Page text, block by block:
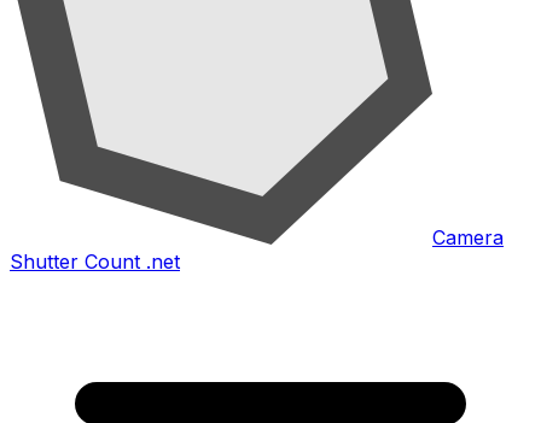
Camera
Shutter Count .net